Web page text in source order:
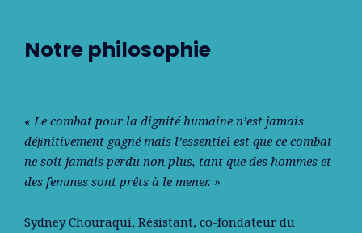
Notre philosophie
« Le combat pour la dignité humaine n’est jamais
déﬁnitivement gagné mais l’essentiel est que ce combat
ne soit jamais perdu non plus, tant que des hommes et
des femmes sont prêts à le mener. »
Sydney Chouraqui, Résistant, co-fondateur du